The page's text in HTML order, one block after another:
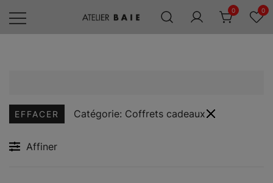
0 0
EFFACER Catégorie: Coffrets cadeaux
Affiner